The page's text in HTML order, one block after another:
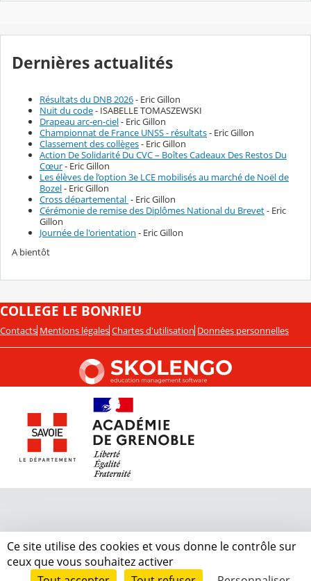
Dernières actualités
Résultats du DNB 2026- Eric Gillon
Nuit du code- ISABELLE TOMASZEWSKI
Drapeau arc-en-ciel- Eric Gillon
Championnat de France UNSS - résultats- Eric Gillon
Classement des collèges- Eric Gillon
Action De Solidarité Du CVC – Boîtes Cadeaux Des Restos Du
Cœur- Eric Gillon
Les élèves de l’option 3e LCE mobilisés au marché de Noël de
Bozel- Eric Gillon
Cross départemental - Eric Gillon
Cérémonie de remise des Diplômes National du Brevet- Eric
Gillon
Journée de l'orientation - Eric Gillon
A bientôt
COLLEGE LE BONRIEU
Contacts Mentions légales Chartes d'utilisation Données personnelles
Ce site utilise des cookies et vous donne le contrôle sur
ceux que vous souhaitez activer